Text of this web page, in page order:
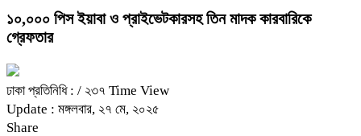
১০,০০০ পিস ইয়াবা ও প্রাইভেটকারসহ তিন মাদক কারবারিকে
গ্রেফতার
ঢাকা প্রতিনিধি : / ২৩৭ Time View
Update : মঙ্গলবার, ২৭ মে, ২০২৫
Share